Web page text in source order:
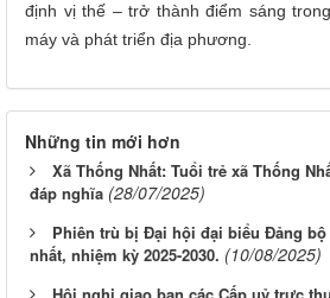
định vị thế – trở thành điểm sáng
máy và phát triển địa phương.
Những tin mới hơn
Xã Thống Nhất: Tuổi trẻ xã Thống
đáp nghĩa (28/07/2025)
Phiên trù bị Đại hội đại biểu Đảng
nhất, nhiệm kỳ 2025-2030. (10/08/2025)